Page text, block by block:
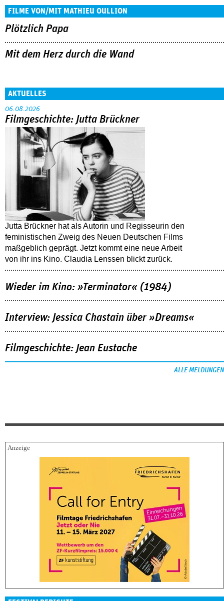
FILME VON/MIT MATHIEU OULLION
Plötzlich Papa
Mit dem Herz durch die Wand
AKTUELLES
06.08.2026
Filmgeschichte: Jutta Brückner
Jutta Brückner hat als Autorin und Regisseurin den
feministischen Zweig des Neuen Deutschen Films
maßgeblich geprägt. Jetzt kommt eine neue Arbeit
von ihr ins Kino. Claudia Lenssen blickt zurück.
Wieder im Kino: »Terminator« (1984)
Interview: Jessica Chastain über »Dreams«
Filmgeschichte: Jean Eustache
ALLE MELDUNGEN